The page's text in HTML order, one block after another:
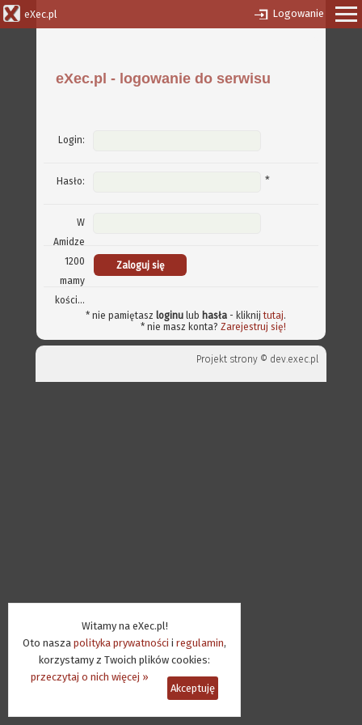
Witamy na eXec.pl!
Oto nasza polityka prywatności i regulamin,
korzystamy z Twoich plików cookies:
przeczytaj o nich więcej »
Akceptuję
eXec.pl Logowanie
eXec.pl - logowanie do serwisu
Login:
Hasło: *
W
Amidze
1200
mamy
kości...
* nie pamiętasz loginu lub hasła - kliknijtutaj.
* nie masz konta? Zarejestruj się!
Projekt strony © dev.exec.pl